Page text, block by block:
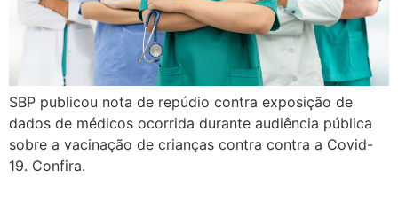
SBP publicou nota de repúdio contra exposição de
dados de médicos ocorrida durante audiência pública
sobre a vacinação de crianças contra contra a Covid-
19. Confira.